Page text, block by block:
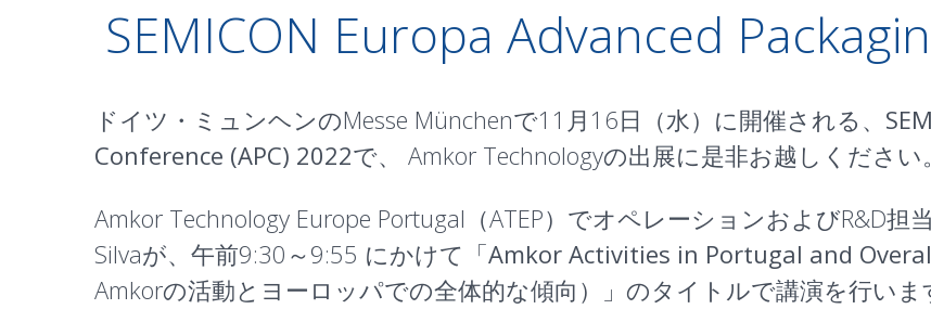
SEMICON Europa Advanced
ドイツ・ミュンヘンのMesse Münchenで11月16日（水）に開催される、
Conference (APC) 2022で、 Amkor Technologyの出展に是非お越しください。
Amkor Technology Europe Portugal（ATEP）でオペレーションおよびR&D担
Silvaが、午前9:30～9:55 にかけて「Amkor Activities in Portugal and
Amkorの活動とヨーロッパでの全体的な傾向）」のタイトルで講演を行いま